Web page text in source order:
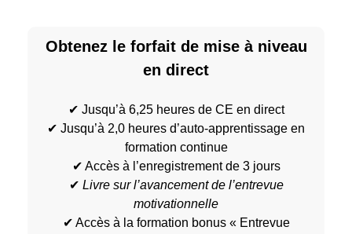
Obtenez le forfait de mise à niveau
en direct
✔ Jusqu’à 6,25 heures de CE en direct
✔ Jusqu’à 2,0 heures d’auto-apprentissage en
formation continue
✔ Accès à l’enregistrement de 3 jours
✔ Livre sur l’avancement de l’entrevue
motivationnelle
✔ Accès à la formation bonus « Entrevue